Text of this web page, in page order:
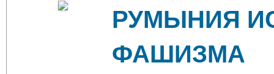
РУМЫНИЯ
ФАШИЗМА